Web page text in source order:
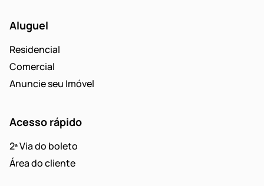
Aluguel
Residencial
Comercial
Anuncie seu Imóvel
Acesso rápido
2ª Via do boleto
Área do cliente